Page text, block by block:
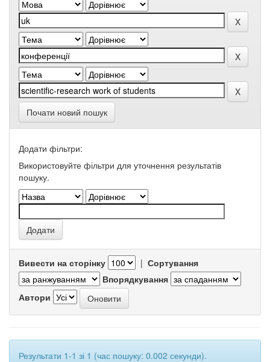
Почати новий пошук
Додати фільтри:
Використовуйте фільтри для уточнення результатів
пошуку.
Вивести на сторінку | Сортування
Впорядкування
Автори
Результати 1-1 зі 1 (час пошуку: 0.002 секунди).